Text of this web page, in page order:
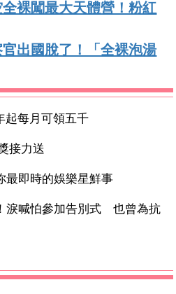
裸闖最大天體營！粉紅
出國脫了！「全裸泡湯
起每月可領五千
接力送
即時的娛樂星鮮事
淚喊怕參加告別式 也曾為抗